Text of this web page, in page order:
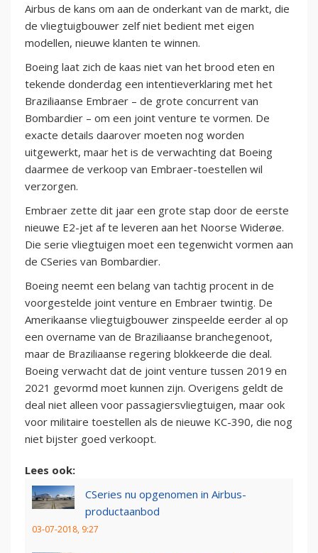
Airbus de kans om aan de onderkant van de markt, die
de vliegtuigbouwer zelf niet bedient met eigen
modellen, nieuwe klanten te winnen.
Boeing laat zich de kaas niet van het brood eten en
tekende donderdag een intentieverklaring met het
Braziliaanse Embraer – de grote concurrent van
Bombardier – om een joint venture te vormen. De
exacte details daarover moeten nog worden
uitgewerkt, maar het is de verwachting dat Boeing
daarmee de verkoop van Embraer-toestellen wil
verzorgen.
Embraer zette dit jaar een grote stap door de eerste
nieuwe E2-jet af te leveren aan het Noorse Widerøe.
Die serie vliegtuigen moet een tegenwicht vormen aan
de CSeries van Bombardier.
Boeing neemt een belang van tachtig procent in de
voorgestelde joint venture en Embraer twintig. De
Amerikaanse vliegtuigbouwer zinspeelde eerder al op
een overname van de Braziliaanse branchegenoot,
maar de Braziliaanse regering blokkeerde die deal.
Boeing verwacht dat de joint venture tussen 2019 en
2021 gevormd moet kunnen zijn. Overigens geldt de
deal niet alleen voor passagiersvliegtuigen, maar ook
voor militaire toestellen als de nieuwe KC-390, die nog
niet bijster goed verkoopt.
Lees ook:
CSeries nu opgenomen in Airbus-
productaanbod
03-07-2018, 9:27